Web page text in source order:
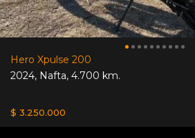
Hero Xpulse 200
2024, Nafta, 4.700 km.
$ 3.250.000